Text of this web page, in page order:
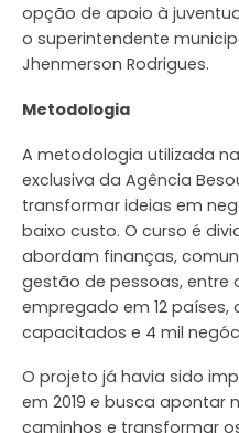
opção de apoio à
o superintendente
Jhenmerson Rodrigues.
Metodologia
A metodologia utilizada
exclusiva da Agência
transformar ideias em
baixo custo. O curso é
abordam finanças,
gestão de pessoas, entre
empregado em 12 países,
capacitados e 4 mil
O projeto já havia sido
em 2019 e busca apontar
caminhos e transformar